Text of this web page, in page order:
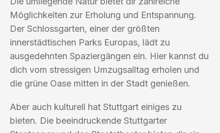
Möglichkeiten zur Erholung und Entspannung.
Der Schlossgarten, einer der größten
innerstädtischen Parks Europas, lädt zu
ausgedehnten Spaziergängen ein. Hier kannst du
dich vom stressigen Umzugsalltag erholen und
die grüne Oase mitten in der Stadt genießen.
Aber auch kulturell hat Stuttgart einiges zu
bieten. Die beeindruckende Stuttgarter